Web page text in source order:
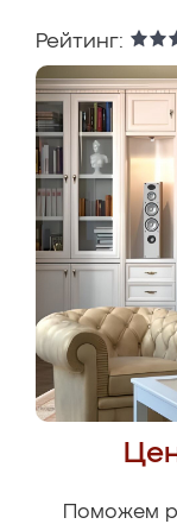
Рейтинг:
Поможем